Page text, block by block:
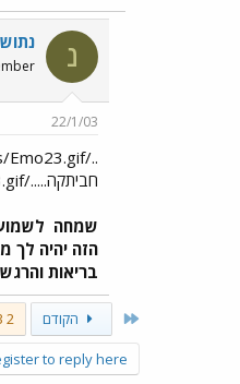
נ
22/1/03
Emo23.gif
חביתקה...../images/Emo23.gif
שמחה
הזה יהיה לך
בריאות
First הקודם 2 of 3
to reply here.